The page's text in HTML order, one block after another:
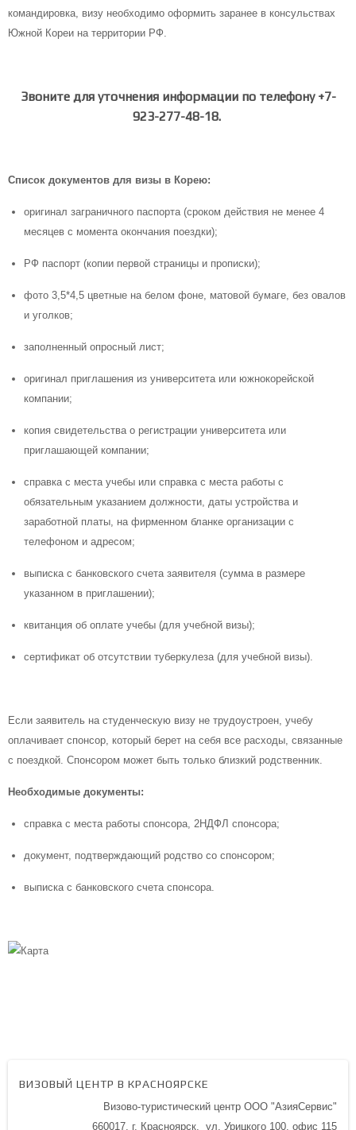
командировка, визу необходимо оформить заранее в консульствах
Южной Кореи на территории РФ.
Звоните для уточнения информации по телефону +7-
923-277-48-18.
Список документов для визы в Корею:
оригинал заграничного паспорта (сроком действия не менее 4
месяцев с момента окончания поездки);
РФ паспорт (копии первой страницы и прописки);
фото 3,5*4,5 цветные на белом фоне, матовой бумаге, без овалов
и уголков;
заполненный опросный лист;
оригинал приглашения из университета или южнокорейской
компании;
копия свидетельства о регистрации университета или
приглашающей компании;
справка с места учебы или справка с места работы с
обязательным указанием должности, даты устройства и
заработной платы, на фирменном бланке организации с
телефоном и адресом;
выписка с банковского счета заявителя (сумма в размере
указанном в приглашении);
квитанция об оплате учебы (для учебной визы);
сертификат об отсутствии туберкулеза (для учебной визы).
Если заявитель на студенческую визу не трудоустроен, учебу
оплачивает спонсор, который берет на себя все расходы, связанные
с поездкой. Спонсором может быть только близкий родственник.
Необходимые документы:
справка с места работы спонсора, 2НДФЛ спонсора;
документ, подтверждающий родство со спонсором;
выписка с банковского счета спонсора.
ВИЗОВЫЙ ЦЕНТР В КРАСНОЯРСКЕ
Визово-туристический центр ООО "АзияСервис"
660017, г. Красноярск,
ул. Урицкого 100, офис 115